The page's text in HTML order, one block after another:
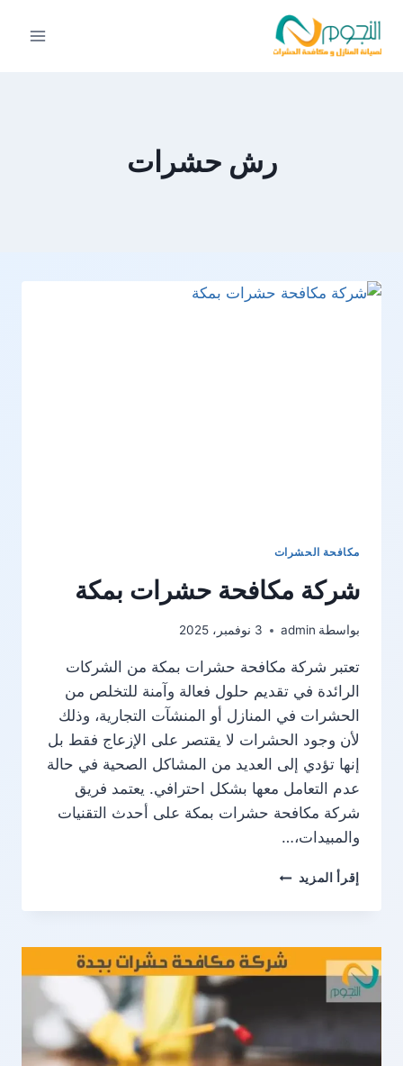
المحتوى
رش حشرات
مكافحة الحشرات
شركة مكافحة حشرات بمكة
بواسطة admin 3 نوفمبر، 2025
تعتبر شركة مكافحة حشرات بمكة من الشركات
الرائدة في تقديم حلول فعالة وآمنة للتخلص من
الحشرات في المنازل أو المنشآت التجارية، وذلك
لأن وجود الحشرات لا يقتصر على الإزعاج فقط بل
إنها تؤدي إلى العديد من المشاكل الصحية في حالة
عدم التعامل معها بشكل احترافي. يعتمد فريق
شركة مكافحة حشرات بمكة على أحدث التقنيات
والمبيدات،…
إقرأ المزيد شركة
حشرات